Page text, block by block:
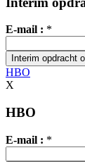
E-mail : *
Interim opdracht
HBO
X
HBO
E-mail : *